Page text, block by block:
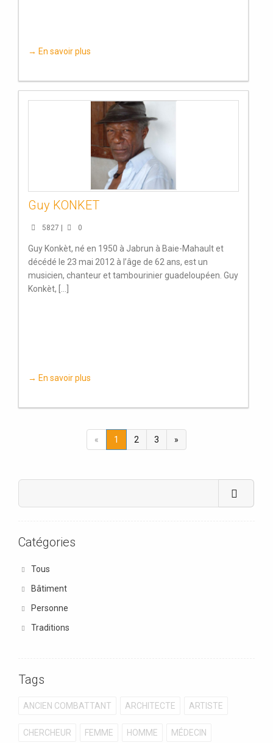
→ En savoir plus
Guy KONKET
5827 | 0
Guy Konkèt, né en 1950 à Jabrun à Baie-Mahault et
décédé le 23 mai 2012 à l’âge de 62 ans, est un
musicien, chanteur et tambourinier guadeloupéen. Guy
Konkèt, [...]
→ En savoir plus
« 1 2 3 »
Catégories
Tous
Bâtiment
Personne
Traditions
Tags
ANCIEN COMBATTANT ARCHITECTE ARTISTE
CHERCHEUR FEMME HOMME MÉDECIN